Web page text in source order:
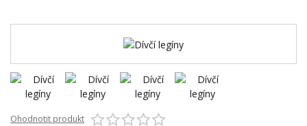
Ohodnotit produkt